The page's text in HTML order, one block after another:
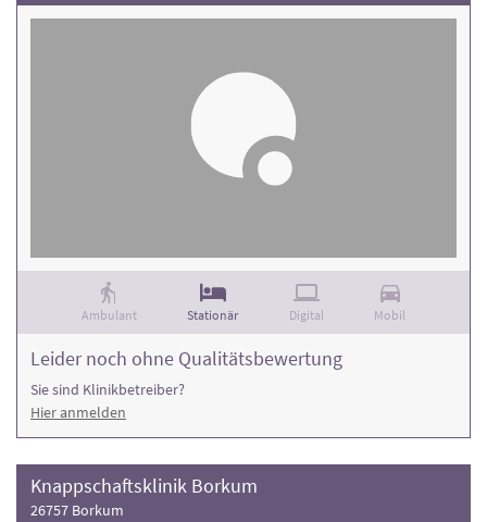
Ambulant Stationär Digital Mobil
Leider noch ohne Qualitätsbewertung
Sie sind Klinikbetreiber?
Hier anmelden
Knappschaftsklinik Borkum
26757 Borkum